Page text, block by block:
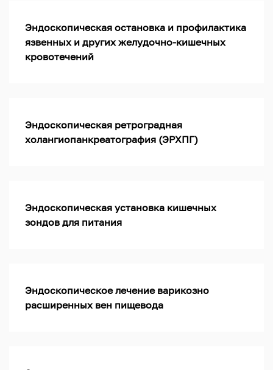
Эндоскопическая остановка и профилактика
язвенных и других желудочно-кишечных
кровотечений
Эндоскопическая ретроградная
холангиопанкреатография (ЭРХПГ)
Эндоскопическая установка кишечных
зондов для питания
Эндоскопическое лечение варикозно
расширенных вен пищевода